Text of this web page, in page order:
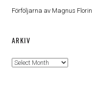
Förföljarna av Magnus Florin
ARKIV
Arkiv